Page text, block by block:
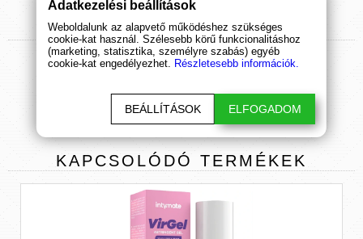
TERMÉK ÉRTÉKELÉSEK
ÉRTÉKELÉS BEKÜLDÉSE
KAPCSOLÓDÓ TERMÉKEK
Adatkezelési beállítások
Weboldalunk az alapvető működéshez szükséges
cookie-kat használ. Szélesebb körű funkcionalitáshoz
(marketing, statisztika, személyre szabás) egyéb
cookie-kat engedélyezhet. Részletesebb információk.
BEÁLLÍTÁSOK ELFOGADOM